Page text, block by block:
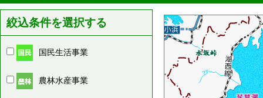
絞込条件を選択する
国民生活事業
農林水産事業